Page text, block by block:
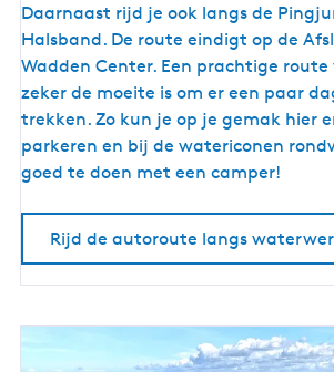
r
o
u
t
e
l
a
t
Daarnaast rijd je ook langs de
Halsband. De route eindigt op de
Wadden Center. Een prachtige
zeker de moeite is om er een paar
trekken. Zo kun je op je gemak hier
parkeren en bij de watericonen
goed te doen met een camper!
Rijd de autoroute langs